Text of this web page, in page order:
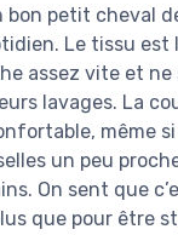
bon petit cheval
Le tissu est
assez vite et
lavages. La
même
un peu
On sent que
que pour être